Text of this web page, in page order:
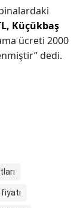
Küçükbaş
ücreti 2000
dedi.
fiyatı